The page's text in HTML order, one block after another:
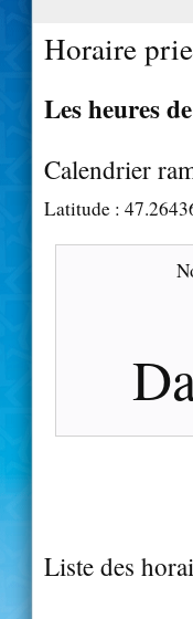
Horaire
Les heures
Calendrier
Latitude :
Liste des